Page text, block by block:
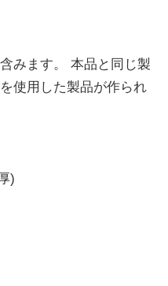
みます。 本品と同じ製
使用した製品が作られ
)